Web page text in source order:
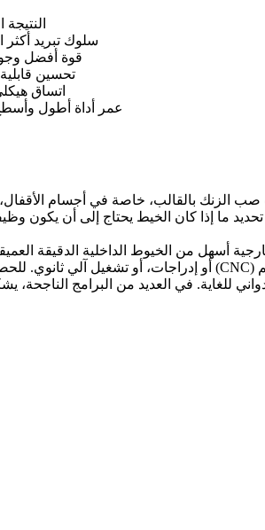
سلوك تبريد أكثر
قوة أفضل
تحسين
اتساق
عمر أداة أطول
الزنك بالقالب، خاصة في أجسام الأقفال،
ما إذا كان الخيط يحتاج إلى أن يكون
أسهل من الخيوط الداخلية الدقيقة
أو إدراجات، أو تشغيل آلي ثانوي. التشغيل الآلي باستخدام الحاسب الآلي (CNC)